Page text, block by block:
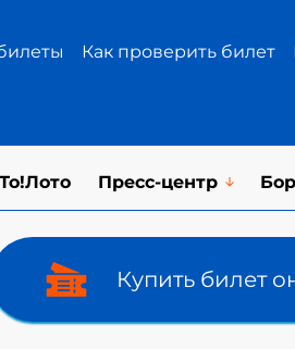
Как проверить билет
Пресс-центр
Купить билет